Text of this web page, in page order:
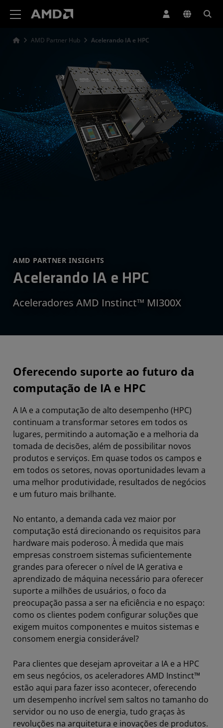
AMD Partner Hub Acelerando IA e HPC
AMD PARTNER INSIGHTS
Acelerando IA e HPC
Aceleradores AMD Instinct™ MI300X
Oferecendo suporte ao futuro da
computação de IA e HPC
A IA e a computação de alto desempenho (HPC)
continuam a transformar setores em todos os
lugares, permitindo a automação e a melhoria da
tomada de decisões, além de possibilitar novos
produtos e serviços. Em quase todos os campos e
em todos os setores, novas oportunidades levam a
uma melhor produtividade, resultados de negócios
e um futuro mais brilhante.
No entanto, a demanda cada vez maior por
computação está direcionando os requisitos para
hardware mais poderoso. À medida que mais
empresas constroem sistemas suficientemente
grandes para oferecer o nível de IA gerativa e
aprendizado de máquina necessário para oferecer
suporte a milhões de usuários, o foco da
preocupação passa a ser na eficiência e no espaço:
como os clientes podem configurar soluções que
exigem muitos componentes e muitos sistemas e
consomem energia considerável?
Para clientes que desejam aproveitar a IA e a HPC
em seus negócios, os aceleradores AMD Instinct™
estão aqui para fazer isso acontecer, oferecendo
um desempenho incrível sem saltos no tamanho do
servidor ou no uso de energia, tudo graças às
revoluções na arquitetura e inovações de produtos.